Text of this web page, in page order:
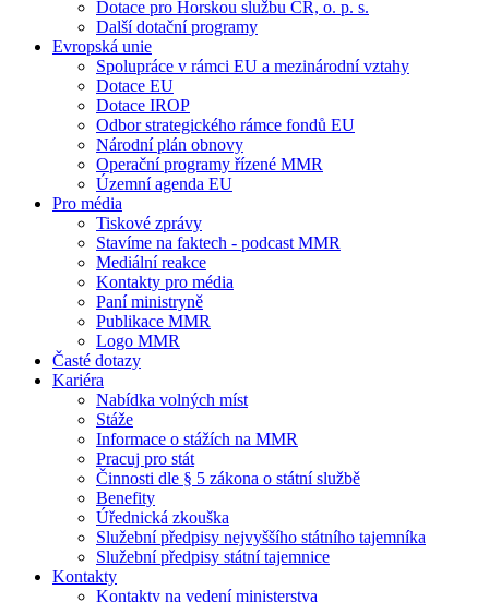
Dotace pro Horskou službu ČR, o. p. s.
Další dotační programy
Evropská unie
Spolupráce v rámci EU a mezinárodní vztahy
Dotace EU
Dotace IROP
Odbor strategického rámce fondů EU
Národní plán obnovy
Operační programy řízené MMR
Územní agenda EU
Pro média
Tiskové zprávy
Stavíme na faktech - podcast MMR
Mediální reakce
Kontakty pro média
Paní ministryně
Publikace MMR
Logo MMR
Časté dotazy
Kariéra
Nabídka volných míst
Stáže
Informace o stážích na MMR
Pracuj pro stát
Činnosti dle § 5 zákona o státní službě
Benefity
Úřednická zkouška
Služební předpisy nejvyššího státního tajemníka
Služební předpisy státní tajemnice
Kontakty
Kontakty na vedení ministerstva